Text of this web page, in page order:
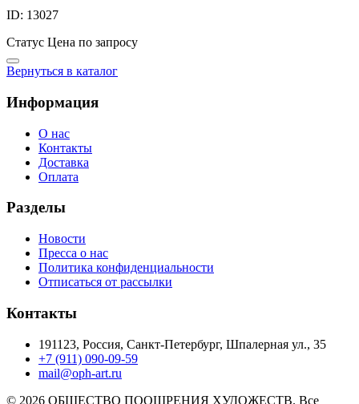
ID: 13027
Статус Цена по запросу
Вернуться в каталог
Информация
О нас
Контакты
Доставка
Оплата
Разделы
Новости
Пресса о нас
Политика конфиденциальности
Отписаться от рассылки
Контакты
191123, Россия, Санкт-Петербург, Шпалерная ул., 35
+7 (911) 090-09-59
mail@oph-art.ru
© 2026 ОБЩЕСТВО ПООЩРЕНИЯ ХУДОЖЕСТВ. Все